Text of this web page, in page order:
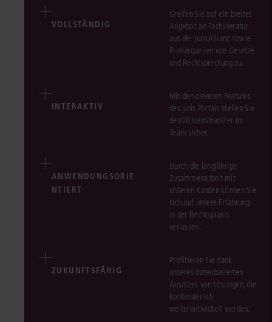
VOLLSTÄNDIG
Greifen Sie auf ein breites
Angebot an Fachliteratur
aus der jurisAllianz sowie
Primärquellen wie Gesetze
und Rechtsprechung zu.
INTERAKTIV
Mit den cleveren Features
des juris Portals stellen Sie
den Wissenstransfer im
Team sicher.
ANWENDUNGSORIE
NTIERT
Durch die langjährige
Zusammenarbeit mit
unseren Kunden können Sie
sich auf unsere Erfahrung
in der Rechtspraxis
verlassen.
ZUKUNFTSFÄHIG
Profitieren Sie dank
unseres datenbasierten
Ansatzes von Lösungen, die
kontinuierlich
weiterentwickelt werden.